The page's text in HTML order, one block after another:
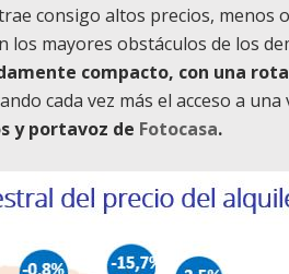
consigo altos precios, menos
los mayores obstáculos de los
compacto, con una
cada vez más el acceso a
y portavoz de Fotocasa.